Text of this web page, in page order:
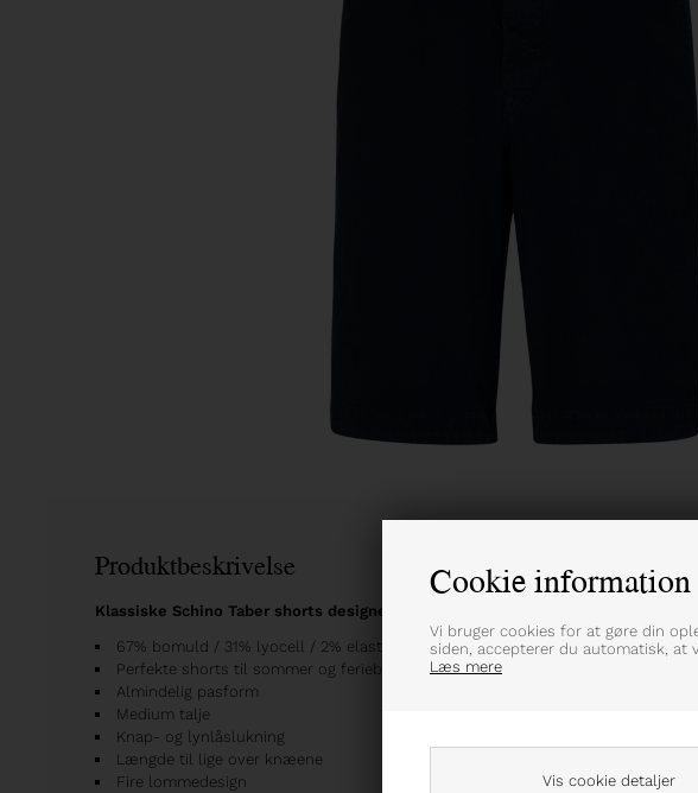
Cookie information
Vi bruger cookies for at gøre din
siden, accepterer du automatisk, at
Læs mere
Vis cookie detaljer
Produktbeskrivelse
Klassiske Schino Taber shorts designet med vaffelmønstret bomuldsstruktur
67% bomuld / 31% lyocell / 2% elastan
Perfekte shorts til sommer og feriebrug
Almindelig pasform
Medium talje
Knap- og lynlåslukning
Længde til lige over knæene
Fire lommedesign